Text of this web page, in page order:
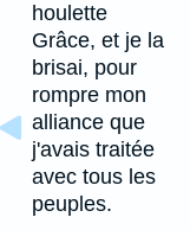
houlette
Grâce, et je la
brisai, pour
rompre mon
alliance que
j'avais traitée
avec tous les
peuples.